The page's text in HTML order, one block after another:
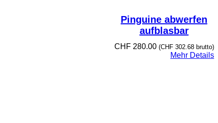
Pinguine abwerfen
aufblasbar
CHF280.00 (CHF302.68brutto)
Mehr Details